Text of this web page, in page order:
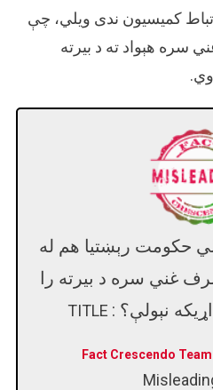
کمیسیون ندی ویلي، چې
سره هېواد ته د بیرته
وي.
حکومت رېښتیا هم له
غني سره د بیرته را
نېولې؟ :
Fact Crescendo Team